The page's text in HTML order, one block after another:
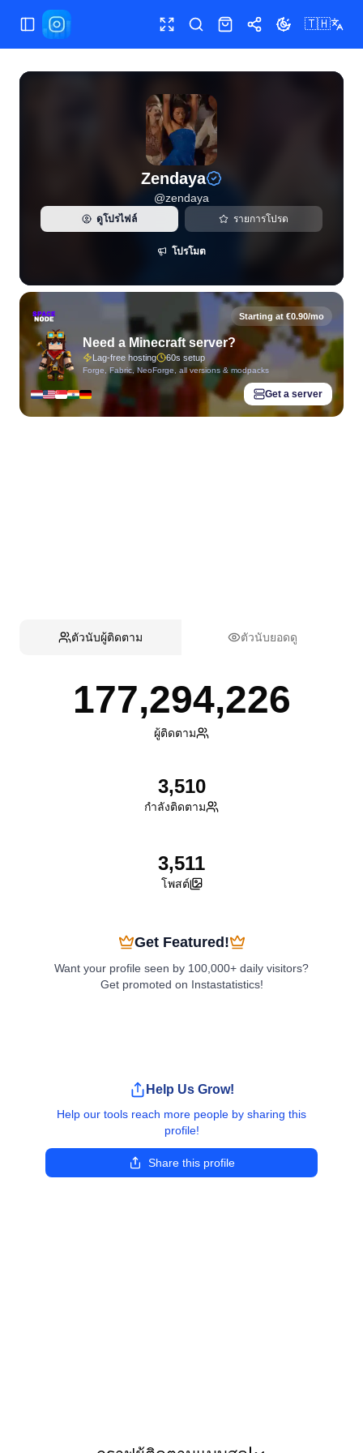
เปิด/ปิดเมนู เต็มหน้าจอ
ค้นหาร้านค้าแชร์ เปลี่ยนธีม
🇹🇭
สถิติ Instagram แบบสดและการวิเคราะห์ผู้ติดตามสำหรับ
Zendaya
@zendaya
ดูโปรไฟล์ รายการโปรด
โปรโมต
Starting at €0.90/mo
Need a Minecraft server?
Lag-free hosting 60s setup
Forge, Fabric, NeoForge, all versions & modpacks
Get a server
ตัวนับผู้ติดตาม ตัวนับยอดดู
177,294,226
ผู้ติดตาม
3,510
กำลังติดตาม
3,511
โพสต์
Get Featured!
Want your profile seen by 100,000+ daily visitors?
Get promoted on Instastatistics!
Help Us Grow!
Help our tools reach more people by sharing this
profile!
Share this profile